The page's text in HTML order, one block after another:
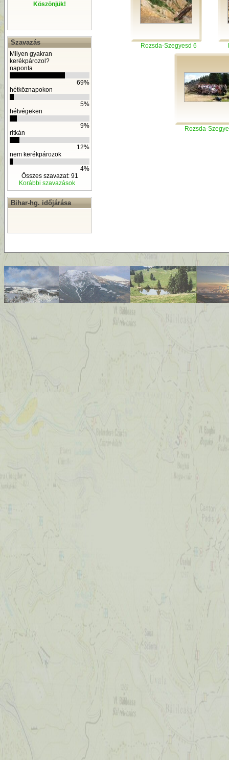
Köszönjük!
Szavazás
Milyen gyakran
kerékpározol?
naponta
69%
hétköznapokon
5%
hétvégeken
9%
ritkán
12%
nem kerékpározok
4%
Összes szavazat: 91
Korábbi szavazások
Bihar-hg. időjárása
Rozsda-Szegyesd 6
Rozsda-
By